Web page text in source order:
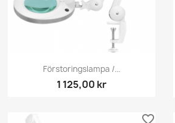
Snabbvy
Förstoringslampa /...
1 125,00 kr
favorite_border